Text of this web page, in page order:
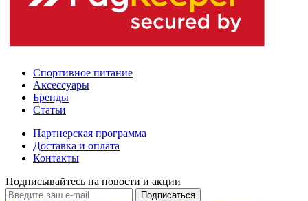
Спортивное питание
Аксессуары
Бренды
Статьи
Партнерская программа
Доставка и оплата
Контакты
Подписывайтесь на новости и акции
Подписаться